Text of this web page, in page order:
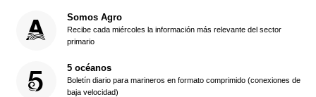
Somos Agro
Recibe cada miércoles la información más relevante del sector
primario
5 océanos
Boletín diario para marineros en formato comprimido (conexiones de
baja velocidad)